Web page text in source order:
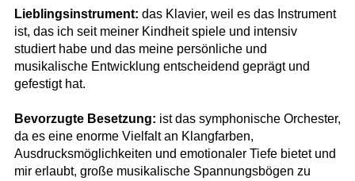
Lieblingsinstrument: das Klavier, weil es das Instrument
ist, das ich seit meiner Kindheit spiele und intensiv
studiert habe und das meine persönliche und
musikalische Entwicklung entscheidend geprägt und
gefestigt hat.
Bevorzugte Besetzung: ist das symphonische Orchester,
da es eine enorme Vielfalt an Klangfarben,
Ausdrucksmöglichkeiten und emotionaler Tiefe bietet und
mir erlaubt, große musikalische Spannungsbögen zu